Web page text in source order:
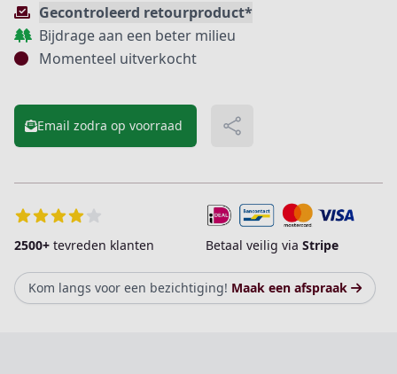
Gecontroleerd retourproduct*
Bijdrage aan een beter milieu
Momenteel uitverkocht
Email zodra op voorraad
2500+ tevreden klanten Betaal veilig via Stripe
Kom langs voor een bezichtiging! Maak een afspraak